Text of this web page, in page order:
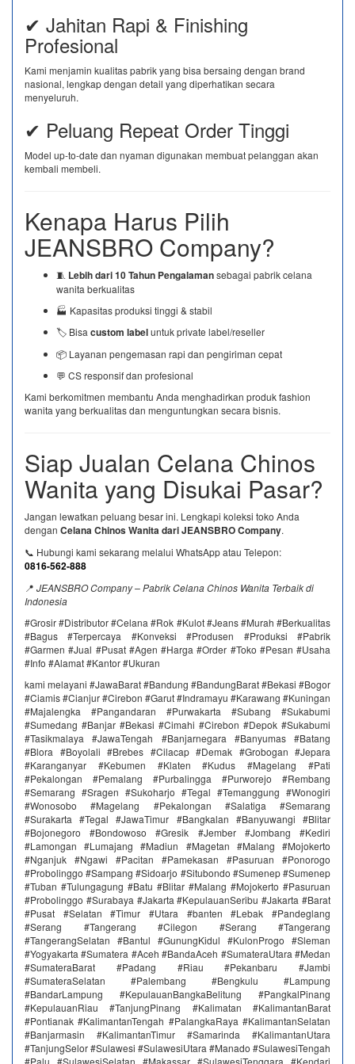
✔ Jahitan Rapi & Finishing
Profesional
Kami menjamin kualitas pabrik yang bisa bersaing dengan brand
nasional, lengkap dengan detail yang diperhatikan secara
menyeluruh.
✔ Peluang Repeat Order Tinggi
Model up-to-date dan nyaman digunakan membuat pelanggan akan
kembali membeli.
Kenapa Harus Pilih
JEANSBRO Company?
🧵 Lebih dari 10 Tahun Pengalamansebagai pabrik celana
wanita berkualitas
🏭 Kapasitas produksi tinggi & stabil
🏷️ Bisa custom labeluntuk private label/reseller
📦 Layanan pengemasan rapi dan pengiriman cepat
💬 CS responsif dan profesional
Kami berkomitmen membantu Anda menghadirkan produk fashion
wanita yang berkualitas dan menguntungkan secara bisnis.
Siap Jualan Celana Chinos
Wanita yang Disukai Pasar?
Jangan lewatkan peluang besar ini. Lengkapi koleksi toko Anda
dengan Celana Chinos Wanita dari JEANSBRO Company.
📞 Hubungi kami sekarang melalui WhatsApp atau Telepon:
0816-562-888
📍 JEANSBRO Company – Pabrik Celana Chinos Wanita Terbaik di
Indonesia
#Grosir #Distributor #Celana #Rok #Kulot #Jeans #Murah #Berkualitas
#Bagus #Terpercaya #Konveksi #Produsen #Produksi #Pabrik
#Garmen #Jual #Pusat #Agen #Harga #Order #Toko #Pesan #Usaha
#Info #Alamat #Kantor #Ukuran
kami melayani #JawaBarat #Bandung #BandungBarat #Bekasi #Bogor
#Ciamis #Cianjur #Cirebon #Garut #Indramayu #Karawang #Kuningan
#Majalengka #Pangandaran #Purwakarta #Subang #Sukabumi
#Sumedang #Banjar #Bekasi #Cimahi #Cirebon #Depok #Sukabumi
#Tasikmalaya #JawaTengah #Banjarnegara #Banyumas #Batang
#Blora #Boyolali #Brebes #Cilacap #Demak #Grobogan #Jepara
#Karanganyar #Kebumen #Klaten #Kudus #Magelang #Pati
#Pekalongan #Pemalang #Purbalingga #Purworejo #Rembang
#Semarang #Sragen #Sukoharjo #Tegal #Temanggung #Wonogiri
#Wonosobo #Magelang #Pekalongan #Salatiga #Semarang
#Surakarta #Tegal #JawaTimur #Bangkalan #Banyuwangi #Blitar
#Bojonegoro #Bondowoso #Gresik #Jember #Jombang #Kediri
#Lamongan #Lumajang #Madiun #Magetan #Malang #Mojokerto
#Nganjuk #Ngawi #Pacitan #Pamekasan #Pasuruan #Ponorogo
#Probolinggo #Sampang #Sidoarjo #Situbondo #Sumenep #Sumenep
#Tuban #Tulungagung #Batu #Blitar #Malang #Mojokerto #Pasuruan
#Probolinggo #Surabaya #Jakarta #KepulauanSeribu #Jakarta #Barat
#Pusat #Selatan #Timur #Utara #banten #Lebak #Pandeglang
#Serang #Tangerang #Cilegon #Serang #Tangerang
#TangerangSelatan #Bantul #GunungKidul #KulonProgo #Sleman
#Yogyakarta #Sumatera #Aceh #BandaAceh #SumateraUtara #Medan
#SumateraBarat #Padang #Riau #Pekanbaru #Jambi
#SumateraSelatan #Palembang #Bengkulu #Lampung
#BandarLampung #KepulauanBangkaBelitung #PangkalPinang
#KepulauanRiau #TanjungPinang #Kalimatan #KalimantanBarat
#Pontianak #KalimantanTengah #PalangkaRaya #KalimantanSelatan
#Banjarmasin #KalimantanTimur #Samarinda #KalimantanUtara
#TanjungSelor #Sulawesi #SulawesiUtara #Manado #SulawesiTengah
#Palu #SulawesiSelatan #Makassar #SulawesiTenggara #Kendari